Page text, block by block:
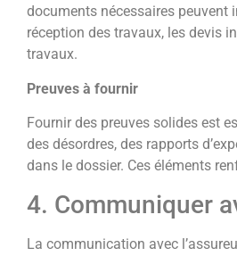
documents nécessaires peuvent
réception des travaux, les devis
travaux.
Preuves à fournir
Fournir des preuves solides est
des désordres, des rapports
dans le dossier. Ces éléments
4. Communiquer
La communication avec